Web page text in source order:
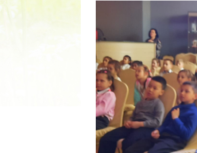
2022 ГОД
МАТЕРИ В
19.12.2021